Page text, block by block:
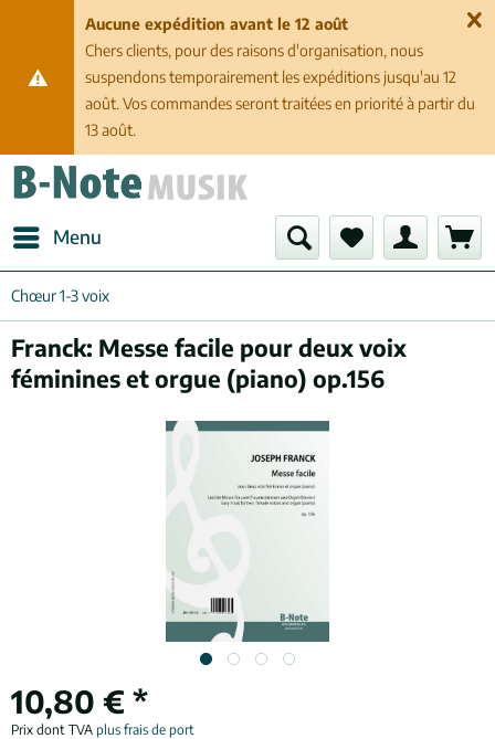
Aucune expédition avant le 12 août
Chers clients, pour des raisons d'organisation, nous
suspendons temporairement les expéditions jusqu'au 12
août. Vos commandes seront traitées en priorité à partir du
13 août.
Menu
Chœur 1-3 voix
Franck: Messe facile pour deux voix
féminines et orgue (piano) op.156
10,80 € *
Prix dont TVA plus frais de port